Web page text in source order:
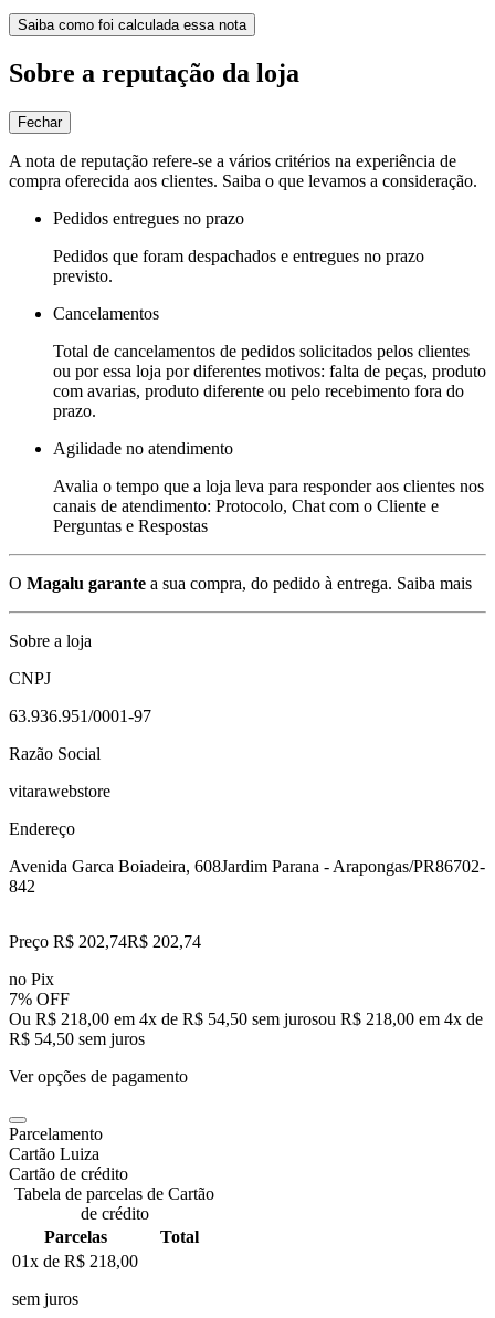
Saiba como foi calculada essa nota
Sobre a reputação da loja
Fechar
A nota de reputação refere-se a vários critérios na experiência de
compra oferecida aos clientes. Saiba o que levamos a consideração.
Pedidos entregues no prazo
Pedidos que foram despachados e entregues no prazo
previsto.
Cancelamentos
Total de cancelamentos de pedidos solicitados pelos clientes
ou por essa loja por diferentes motivos: falta de peças, produto
com avarias, produto diferente ou pelo recebimento fora do
prazo.
Agilidade no atendimento
Avalia o tempo que a loja leva para responder aos clientes nos
canais de atendimento: Protocolo, Chat com o Cliente e
Perguntas e Respostas
O Magalu garante a sua compra, do pedido à entrega. Saiba mais
Sobre a loja
CNPJ
63.936.951/0001-97
Razão Social
vitarawebstore
Endereço
Avenida Garca Boiadeira, 608Jardim Parana - Arapongas/PR86702-
842
Preço R$ 202,74R$ 202,74
no Pix
7% OFF
Ou R$ 218,00 em 4x de R$ 54,50 sem jurosou R$ 218,00 em 4x de
R$ 54,50 sem juros
Ver opções de pagamento
Parcelamento
Cartão Luiza
Cartão de crédito
Tabela de parcelas de Cartão
de crédito
Parcelas
Total
01x de R$ 218,00
sem juros